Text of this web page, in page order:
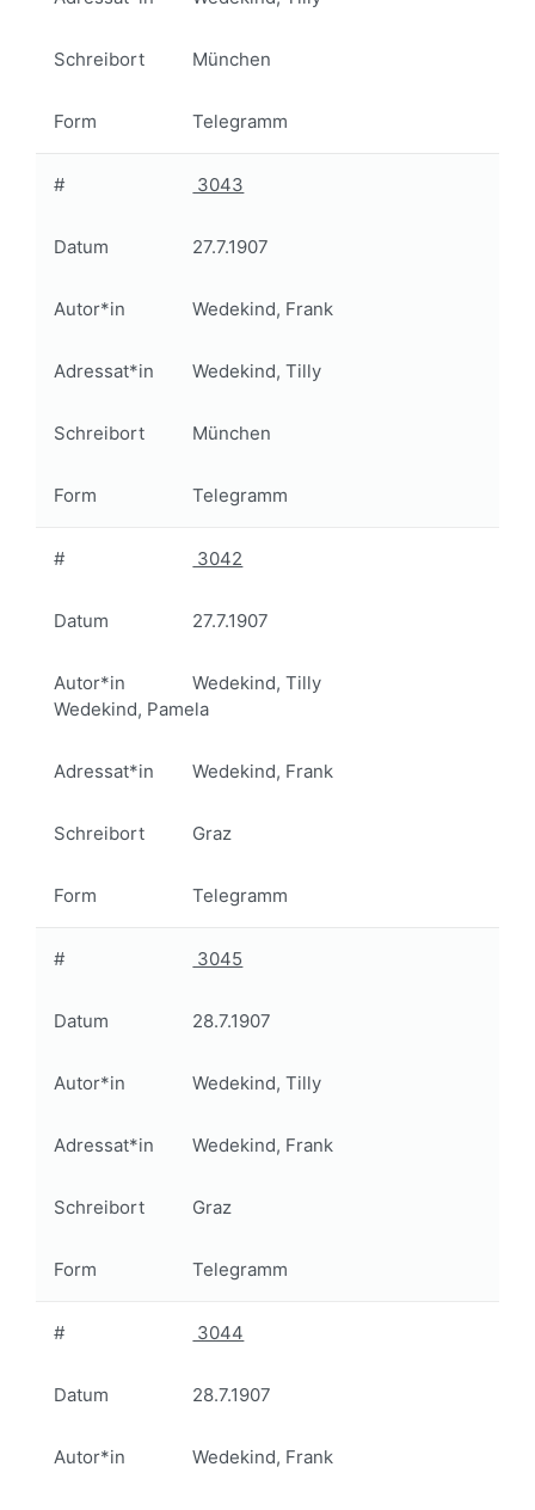
Schreibort München
Form Telegramm
# 3043
Datum 27.7.1907
Autor*in Wedekind, Frank
Adressat*in Wedekind, Tilly
Schreibort München
Form Telegramm
# 3042
Datum 27.7.1907
Autor*in
Wedekind, Tilly
Wedekind, Pamela
Adressat*in Wedekind, Frank
Schreibort Graz
Form Telegramm
# 3045
Datum 28.7.1907
Autor*in Wedekind, Tilly
Adressat*in Wedekind, Frank
Schreibort Graz
Form Telegramm
# 3044
Datum 28.7.1907
Autor*in Wedekind, Frank